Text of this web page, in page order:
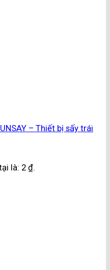
– Thiết bị sấy trái
là: 2 ₫.